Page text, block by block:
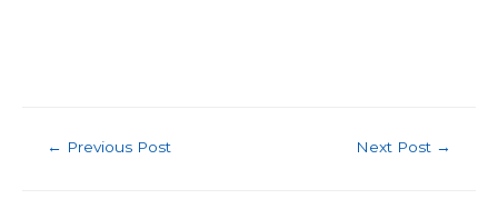
Post
← Previous Post Next Post →